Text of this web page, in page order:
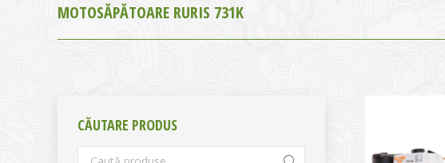
MOTOSĂPĂTOARE RURIS 731K
CĂUTARE PRODUS